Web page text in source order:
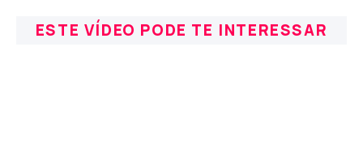
ESTE VÍDEO PODE TE INTERESSAR